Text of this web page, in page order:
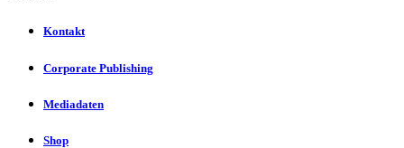
Kontakt
Corporate Publishing
Mediadaten
Shop